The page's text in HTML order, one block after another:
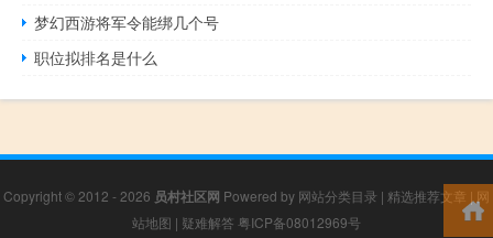
梦幻西游将军令能绑几个号
职位拟排名是什么
Copyright © 2012 - 2026 员村社区网 Powered by 网站分类目录 | 精选推荐文章 | 网
站地图 | 疑难解答 粤ICP备08012969号